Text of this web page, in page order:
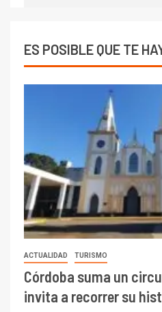
ES POSIBLE QUE TE
ACTUALIDAD TURISMO
Córdoba suma un
invita a recorrer su